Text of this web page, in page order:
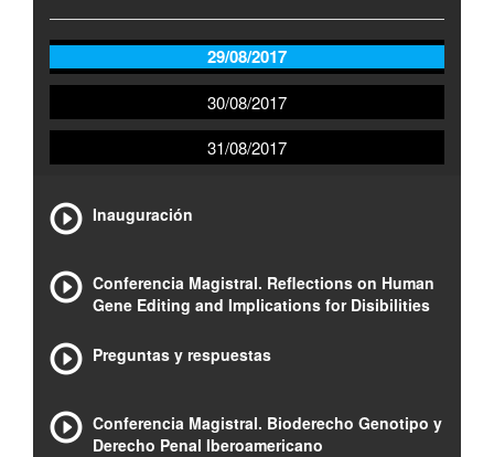
29/08/2017
30/08/2017
31/08/2017
Inauguración
Conferencia Magistral. Reflections on Human
Gene Editing and Implications for Disibilities
Preguntas y respuestas
Conferencia Magistral. Bioderecho Genotipo y
Derecho Penal Iberoamericano